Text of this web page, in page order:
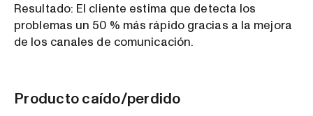
Resultado: El cliente estima que detecta los
problemas un 50 % más rápido gracias a la mejora
de los canales de comunicación.
Producto caído/perdido